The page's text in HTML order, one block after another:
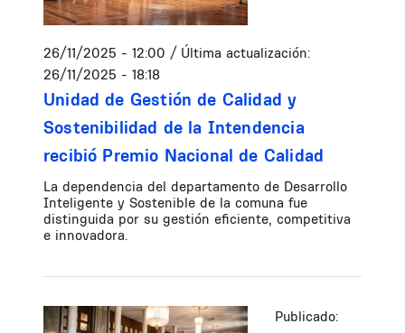
26/11/2025 - 12:00 / Última actualización:
26/11/2025 - 18:18
Unidad de Gestión de Calidad y
Sostenibilidad de la Intendencia
recibió Premio Nacional de Calidad
La dependencia del departamento de Desarrollo
Inteligente y Sostenible de la comuna fue
distinguida por su gestión eficiente, competitiva
e innovadora.
Publicado: